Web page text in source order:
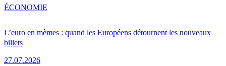
L’euro en mèmes : quand les Européens détournent les nouveaux
billets
27.07.2026
ÉCONOMIE